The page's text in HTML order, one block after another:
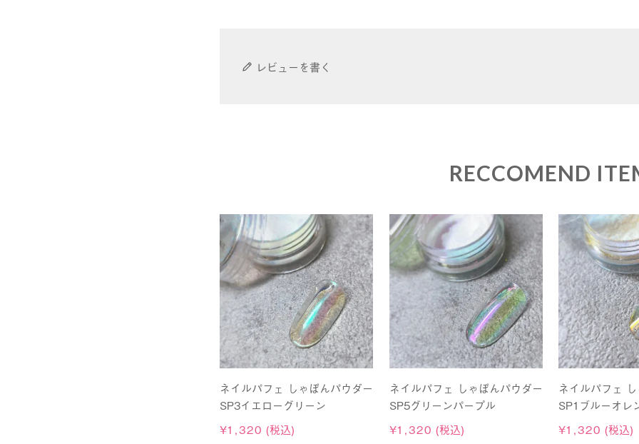
レビューを書く
RECCOMEND
ネイルパフェ しゃぼんパウダー
SP3イエローグリーン
¥1,320 (税込)
ネイルパフェ しゃぼんパウダー
SP5グリーンパープル
¥1,320 (税込)
ネイルパフェ
SP1ブルーオレ
¥1,320 (税込)